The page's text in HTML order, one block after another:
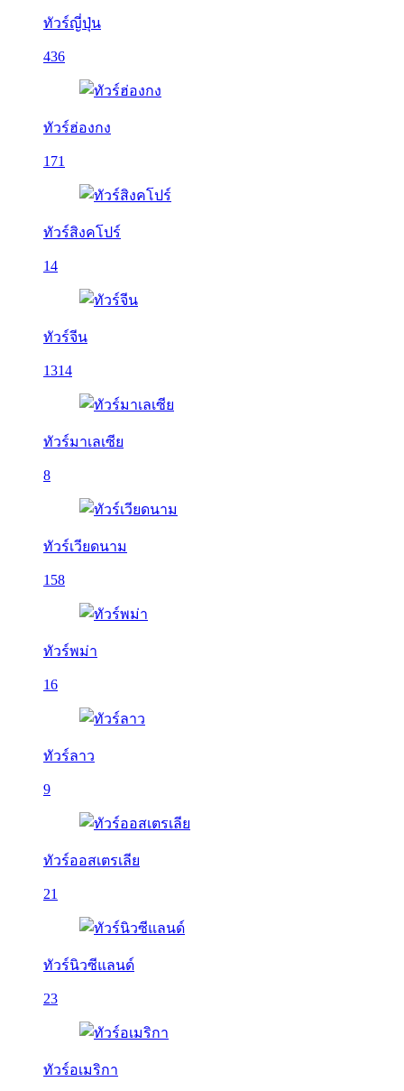
ทัวร์ญี่ปุ่น
436
ทัวร์ฮ่องกง
171
ทัวร์สิงคโปร์
14
ทัวร์จีน
1314
ทัวร์มาเลเซีย
8
ทัวร์เวียดนาม
158
ทัวร์พม่า
16
ทัวร์ลาว
9
ทัวร์ออสเตรเลีย
21
ทัวร์นิวซีแลนด์
23
ทัวร์อเมริกา